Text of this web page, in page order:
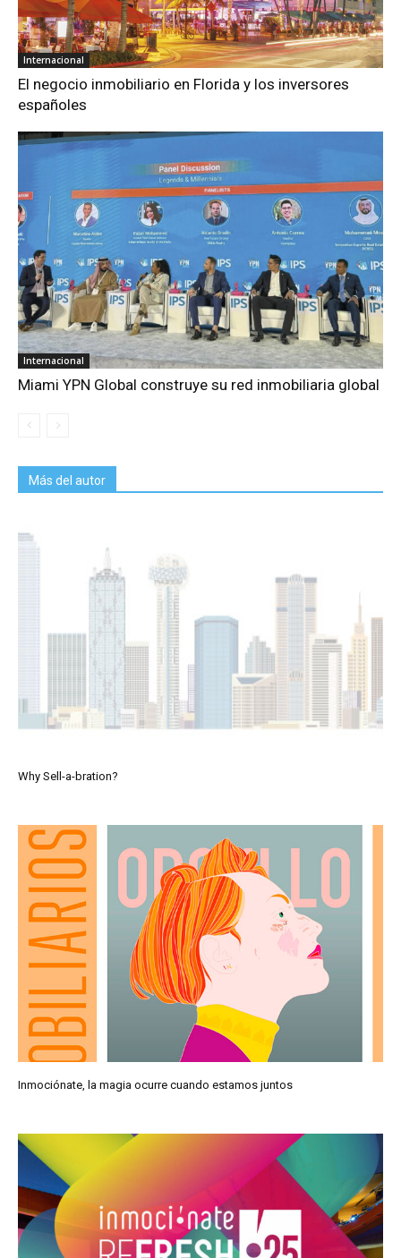
Internacional
El negocio inmobiliario en Florida y los inversores
españoles
Internacional
Miami YPN Global construye su red inmobiliaria global
Más del autor
Why Sell-a-bration?
Inmociónate, la magia ocurre cuando estamos juntos